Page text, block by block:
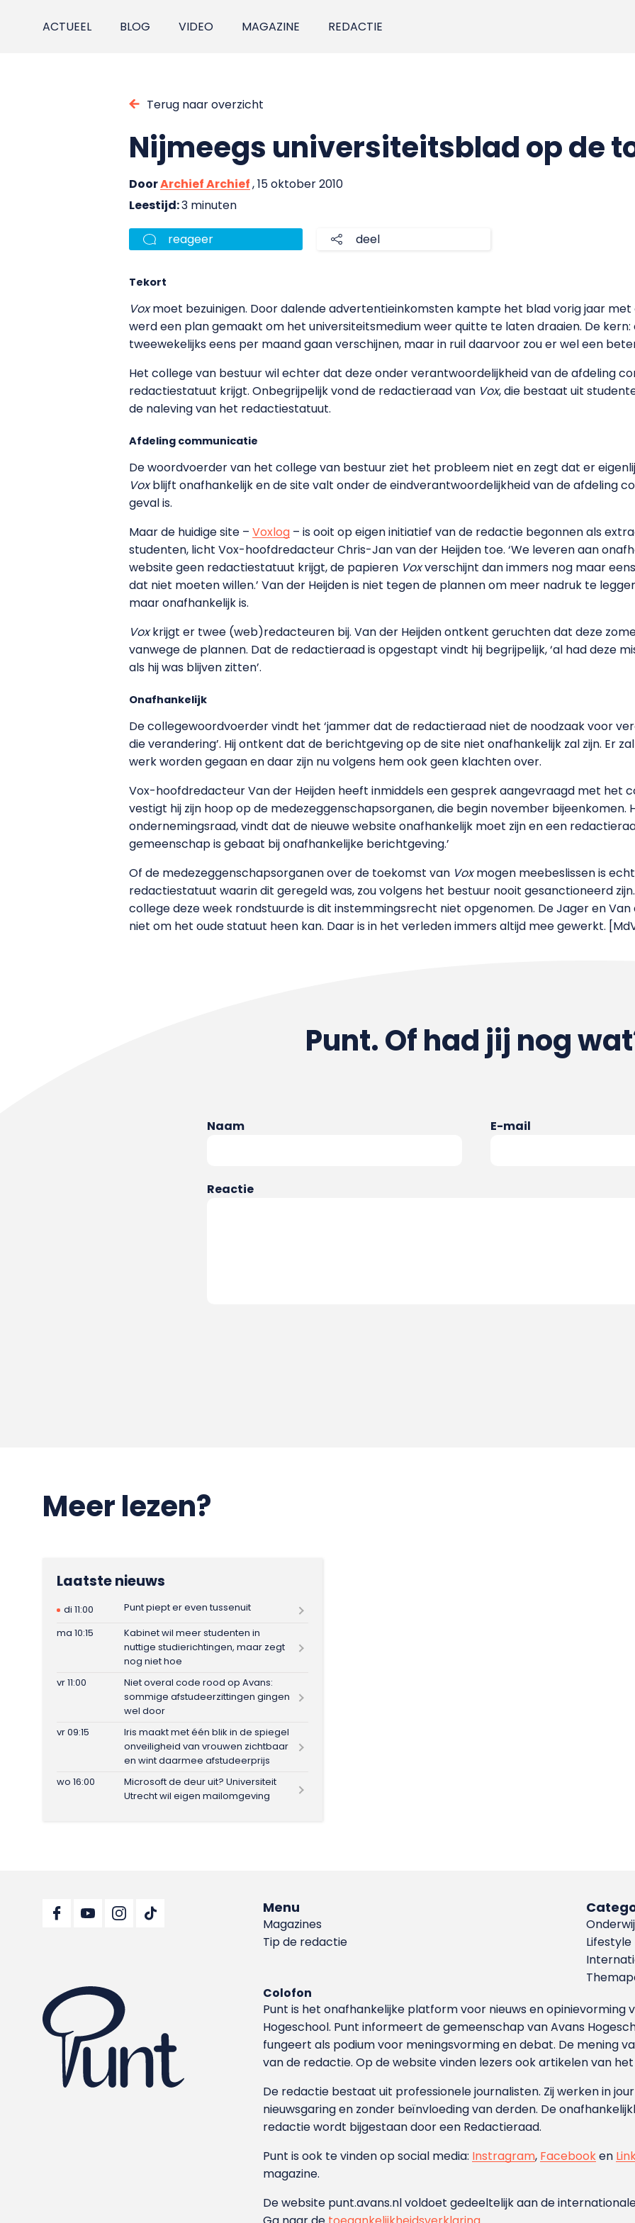
ACTUEEL BLOG VIDEO MAGAZINE REDACTIE
Terug naar overzicht
Nijmeegs universiteitsblad op de
DoorArchief Archief, 15 oktober 2010
Leestijd:3 minuten
reageer deel
Tekort
Voxmoet bezuinigen. Door dalende advertentieinkomsten kampte het blad vorig jaar met
werd een plan gemaakt om het universiteitsmedium weer quitte te laten draaien. De
tweewekelijks eens per maand gaan verschijnen, maar in ruil daarvoor zou er wel een
Het college van bestuur wil echter dat deze onder verantwoordelijkheid van de afdeling
redactiestatuut krijgt. Onbegrijpelijk vond de redactieraad van Vox, die bestaat uit
de naleving van het redactiestatuut.
Afdeling communicatie
De woordvoerder van het college van bestuur ziet het probleem niet en zegt dat er
Voxblijft onafhankelijk en de site valt onder de eindverantwoordelijkheid van de afdeling
geval is.
Maar de huidige site – Voxlog – is ooit op eigen initiatief van de redactie begonnen als
studenten, licht Vox-hoofdredacteur Chris-Jan van der Heijden toe. ‘We leveren aan
website geen redactiestatuut krijgt, de papieren Voxverschijnt dan immers nog maar
dat niet moeten willen.’ Van der Heijden is niet tegen de plannen om meer nadruk te
maar onafhankelijk is.
Voxkrijgt er twee (web)redacteuren bij. Van der Heijden ontkent geruchten dat deze
vanwege de plannen. Dat de redactieraad is opgestapt vindt hij begrijpelijk, ‘al had deze
als hij was blijven zitten’.
Onafhankelijk
De collegewoordvoerder vindt het ‘jammer dat de redactieraad niet de noodzaak voor
die verandering’. Hij ontkent dat de berichtgeving op de site niet onafhankelijk zal zijn. Er
werk worden gegaan en daar zijn nu volgens hem ook geen klachten over.
Vox-hoofdredacteur Van der Heijden heeft inmiddels een gesprek aangevraagd met het
vestigt hij zijn hoop op de medezeggenschapsorganen, die begin november bijeenkomen.
ondernemingsraad, vindt dat de nieuwe website onafhankelijk moet zijn en een
gemeenschap is gebaat bij onafhankelijke berichtgeving.’
Of de medezeggenschapsorganen over de toekomst van Voxmogen meebeslissen is
redactiestatuut waarin dit geregeld was, zou volgens het bestuur nooit gesanctioneerd
college deze week rondstuurde is dit instemmingsrecht niet opgenomen. De Jager en
niet om het oude statuut heen kan. Daar is in het verleden immers altijd mee gewerkt.
Punt. Of had jij nog
Naam E-mail
Reactie
Meer lezen?
Laatste nieuws
di 11:00
Punt piept er even tussenuit
ma 10:15
Kabinet wil meer studenten in
nuttige studierichtingen, maar zegt
nog niet hoe
vr 11:00
Niet overal code rood op Avans:
sommige afstudeerzittingen gingen
wel door
vr 09:15
Iris maakt met één blik in de spiegel
onveiligheid van vrouwen zichtbaar
en wint daarmee afstudeerprijs
wo 16:00
Microsoft de deur uit? Universiteit
Utrecht wil eigen mailomgeving
Menu
Magazines
Tip de redactie
Lifestyle
Colofon
Punt is het onafhankelijke platform voor nieuws en
Hoge­school. Punt informeert de gemeenschap van Avans
fungeert als podium voor meningsvorming en debat. De mening
van de redactie. Op de website vinden lezers ook artikelen van
De redactie bestaat uit professionele journalisten. Zij werken in
nieuwsgaring en zonder beïnvloeding van derden. De
redactie wordt bijgestaan door een Redactieraad.
Punt is ook te vinden op social media: Instragram, Facebooken
magazine.
De website punt.avans.nl voldoet gedeeltelijk aan de